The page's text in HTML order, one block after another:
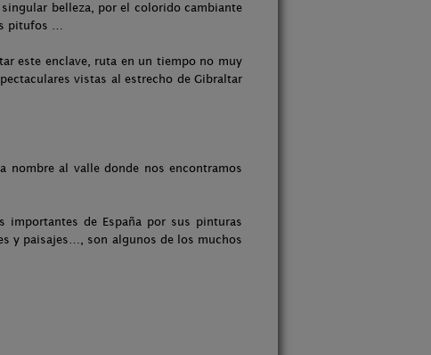
belleza, por el colorido cambiante
pitufos …
este enclave, ruta en un tiempo no muy
vistas al estrecho de Gibraltar
nombre al valle donde nos encontramos
importantes de España por sus pinturas
y paisajes…, son algunos de los muchos